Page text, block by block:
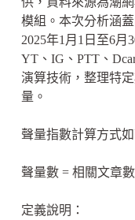
模組。本次分析涵蓋
2025年1月1日至6月
YT、IG、PTT、
演算技術，整理特
量。
聲量指數計算方式如
聲量數 = 相關文章
定義說明：